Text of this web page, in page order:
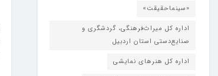
«سینماحقیقت»
اداره کل میراث‌فرهنگی، گردشگری و
صنایع‌دستی استان اردبیل
اداره کل هنرهای نمایشی